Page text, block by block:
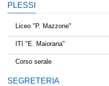
PLESSI
Liceo "P. Mazzone"
ITI "E. Maiorana"
Corso serale
SEGRETERIA